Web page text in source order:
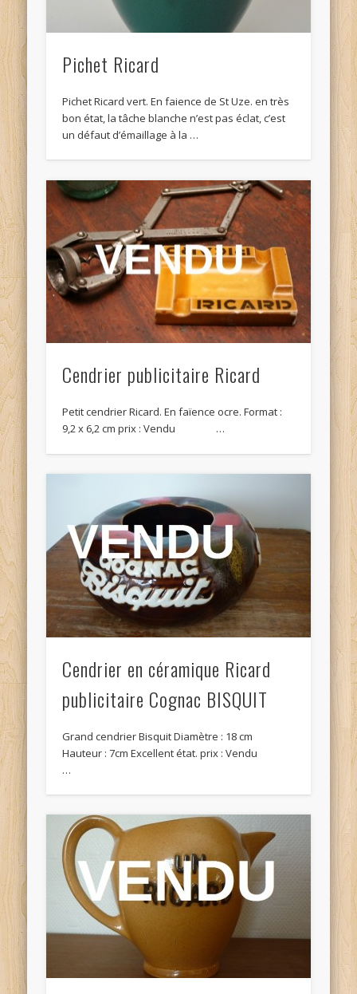
Pichet Ricard
Pichet Ricard vert. En faience de St Uze. en très
bon état, la tâche blanche n’est pas éclat, c’est
un défaut d’émaillage à la …
Cendrier publicitaire Ricard
Petit cendrier Ricard. En faïence ocre. Format :
9,2 x 6,2 cm prix : Vendu …
Cendrier en céramique Ricard
publicitaire Cognac BISQUIT
Grand cendrier Bisquit Diamètre : 18 cm
Hauteur : 7cm Excellent état. prix : Vendu
…